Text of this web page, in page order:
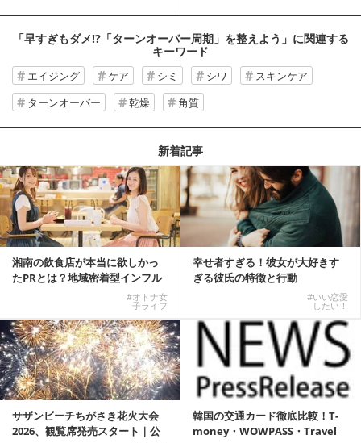
「早すぎもダメ!?「ターンオーバー周期」を整えよう」 に関連する
キーワード
エイジング ケア シミ シワ
スキンケア
ターンオーバー
乾燥 角質
新着記事
湘南の飲食店が本当に欲しかっ
たPRとは？地域密着型インフル
#オトナ女
子ライフ
幸せ者すぎる！彼女が大好きす
ぎる彼氏の特徴と行動
#いい恋愛
したい！
サザンビーチちがさき花火大会
2026、観覧席発売スタート｜公
韓国の交通カード徹底比較！T-
money・WOWPASS・Travel